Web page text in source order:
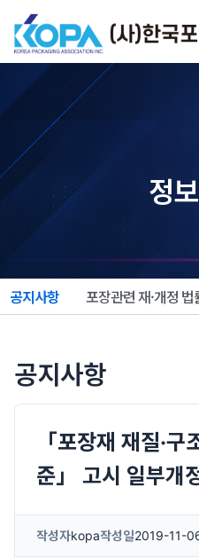
너
정
공지사항 포장관련 재·개정 법
공지사항
「포장재 재질·구
준」 고시 일부개
작성자kopa작성일2019-11-